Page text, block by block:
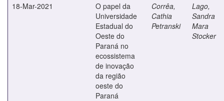
18-Mar-2021
O papel da
Universidade
Estadual do
Oeste do
Paraná no
ecossistema
de inovação
da região
oeste do
Paraná
Corrêa,
Cathia
Petranski
Lago,
Sandra
Mara
Stocker